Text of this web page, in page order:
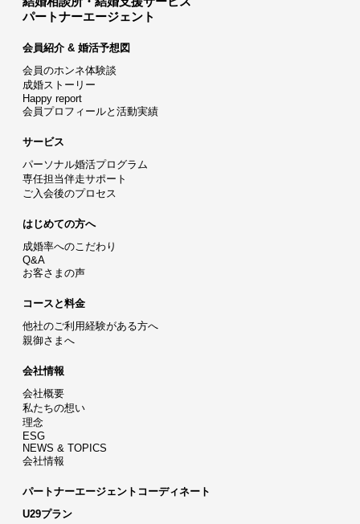
パートナーエージェント
会員紹介 & 婚活予想図
会員のホンネ体験談
成婚ストーリー
Happy report
会員プロフィールと活動実績
サービス
パーソナル婚活プログラム
専任担当伴走サポート
ご入会後のプロセス
はじめての方へ
成婚率へのこだわり
Q&A
お客さまの声
コースと料金
他社のご利用経験がある方へ
親御さまへ
会社情報
会社概要
私たちの想い
理念
ESG
NEWS & TOPICS
会社情報
パートナーエージェントコーディネート
U29プラン